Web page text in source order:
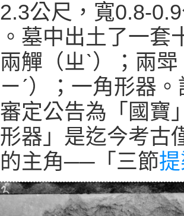
公尺，寬0.8-
墓中出土了一套
觶（ㄓˋ）；兩
ˊ）；一角形器
定公告為「國寶
器」是迄今考古
主角──「三節